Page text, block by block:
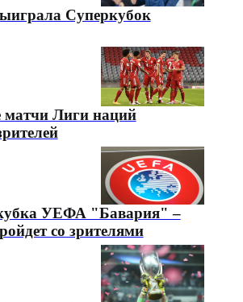
Суперкубок
матчи Лиги наций
УЕФА "Бавария" –
со зрителями